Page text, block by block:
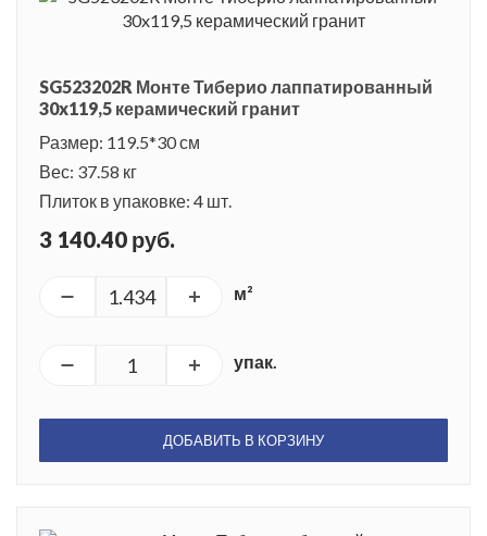
SG523202R Монте Тиберио лаппатированный
30x119,5 керамический гранит
Размер: 119.5*30 см
Вес: 37.58 кг
Плиток в упаковке: 4 шт.
3 140.40 руб.
м²
упак.
ДОБАВИТЬ В КОРЗИНУ